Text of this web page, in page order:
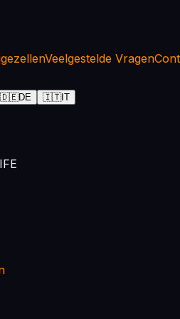
Veelgestelde Vragen
🇩🇪DE 🇮🇹IT